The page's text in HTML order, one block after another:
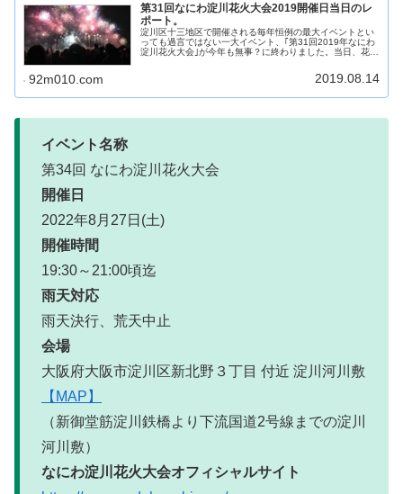
第31回なにわ淀川花火大会2019開催日当日のレ
ポート。
淀川区十三地区で開催される毎年恒例の最大イベントとい
っても過言ではない一大イベント、｢第31回2019年なにわ
淀川花火大会｣が今年も無事？に終わりました。当日、花火
92m010.com 2019.08.14
イベント名称
第34回 なにわ淀川花火大会
開催日
2022年8月27日(土)
開催時間
19:30～21:00頃迄
雨天対応
雨天決行、荒天中止
会場
大阪府大阪市淀川区新北野３丁目 付近 淀川河川敷
【MAP】
（新御堂筋淀川鉄橋より下流国道2号線までの淀川
河川敷）
なにわ淀川花火大会オフィシャルサイト